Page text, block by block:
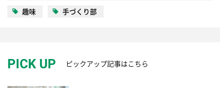
趣味 手づくり部
PICK UP ピックアップ記事はこちら